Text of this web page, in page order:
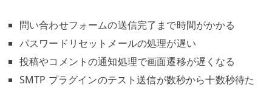
問い合わせフォームの送信完了まで時間がかかる
パスワードリセットメールの処理が遅い
投稿やコメントの通知処理で画面遷移が遅くなる
SMTP プラグインのテスト送信が数秒から十数秒待た